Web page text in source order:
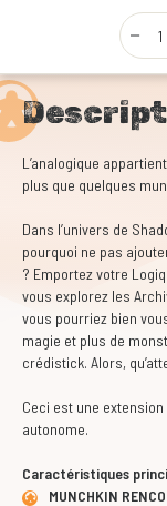
Qty
L’analogique
plus que quelques
Dans l’univers de
pourquoi ne pas
? Emportez votre
vous explorez les
vous pourriez bien
magie et plus de
crédistick. Alors,
Ceci est une extension
autonome.
Caractéristiques
MUNCHKIN